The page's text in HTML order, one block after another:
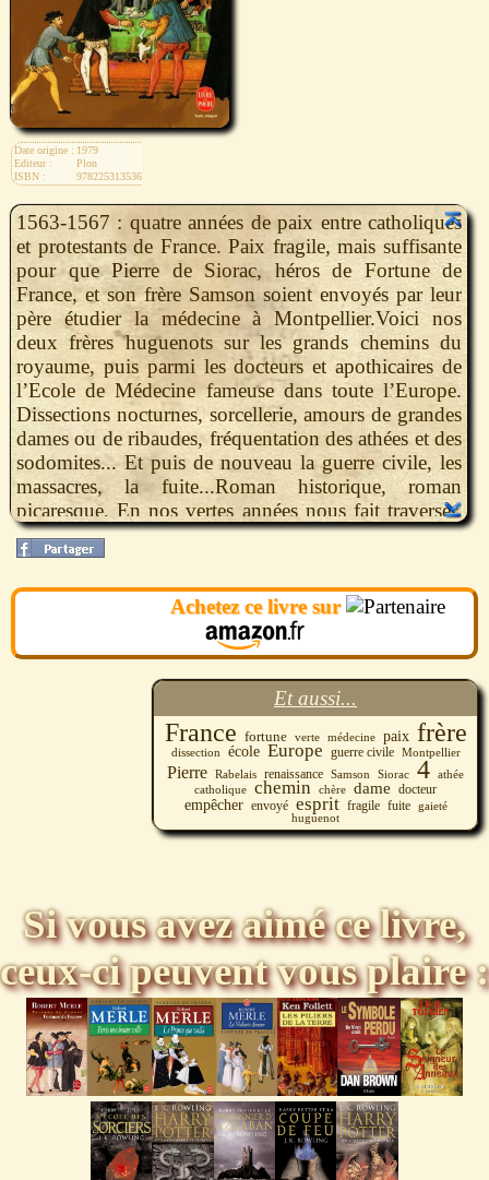
Date origine : 1979
Editeur :
Plon
ISBN :
9782253135364
1563-1567 : quatre années de paix entre catholiques
et protestants de France. Paix fragile, mais suffisante
pour que Pierre de Siorac, héros de Fortune de
France, et son frère Samson soient envoyés par leur
père étudier la médecine à Montpellier.Voici nos
deux frères huguenots sur les grands chemins du
royaume, puis parmi les docteurs et apothicaires de
l’Ecole de Médecine fameuse dans toute l’Europe.
Dissections nocturnes, sorcellerie, amours de grandes
dames ou de ribaudes, fréquentation des athées et des
sodomites... Et puis de nouveau la guerre civile, les
massacres, la fuite...Roman historique, roman
picaresque, En nos vertes années nous fait traverser,
au rythme de multiples aventures, une époque où la
mort et l’horreur quotidiennes n’empêchent ni la soif
de savoir ni cette « gaieté d’esprit » chère à Rabelais,
où se marque l’immense vitalité de la Renaissance.
Achetez ce livre sur
Et aussi...
France fortune verte médecine paix frère
dissection école Europe guerre civile Montpellier
Pierre Rabelais renaissance Samson Siorac 4 athée
catholique chemin chère dame docteur
empêcher envoyé esprit fragile fuite
gaieté
huguenot
Si vous avez aimé ce livre,
ceux-ci peuvent vous plaire :